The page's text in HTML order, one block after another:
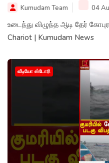
Kumudam Team 04
உடைந்து விழுந்த ஆடி தேர்
Chariot | Kumudam News
வீடியோ ஸ்டோரி